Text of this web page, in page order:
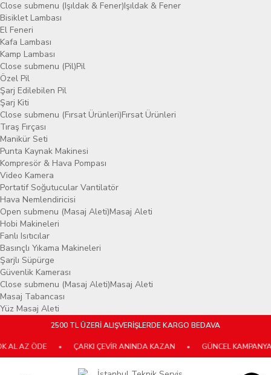
Close submenu (Işıldak & Fener)Işıldak & Fener
Bisiklet Lambası
El Feneri
Kafa Lambası
Kamp Lambası
Close submenu (Pil)Pil
Özel Pil
Şarj Edilebilen Pil
Şarj Kiti
Close submenu (Fırsat Ürünleri)Fırsat Ürünleri
Tıraş Fırçası
Manikür Seti
Punta Kaynak Makinesi
Kompresör & Hava Pompası
Video Kamera
Portatif Soğutucular Vantilatör
Hava Nemlendiricisi
Open submenu (Masaj Aleti)Masaj Aleti
Hobi Makineleri
Fanlı Isıtıcılar
Basınçlı Yıkama Makineleri
Şarjlı Süpürge
Güvenlik Kamerası
Close submenu (Masaj Aleti)Masaj Aleti
Masaj Tabancası
Yüz Masaj Aleti
2500 TL ÜZERİ ALIŞVERİŞLERDE KARGO BEDAVA
AL AZ ÖDE ÇARKI ÇEVİR ANINDA KAZAN GÜNCEL